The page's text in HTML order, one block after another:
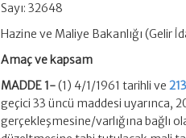
Sayı: 32648
Hazine ve Maliye Bakanlığı (Gelir
Amaç ve kapsam
MADDE 1-(1) 4/1/1961 tarihli ve
geçici 33 üncü maddesi uyarınca,
gerçekleşmesine/varlığına bağlı